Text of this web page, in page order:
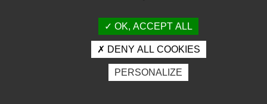
Crédits et mentions légales
Espace presse
Photothèque
OK, ACCEPT ALL
DENY ALL COOKIES
PERSONALIZE